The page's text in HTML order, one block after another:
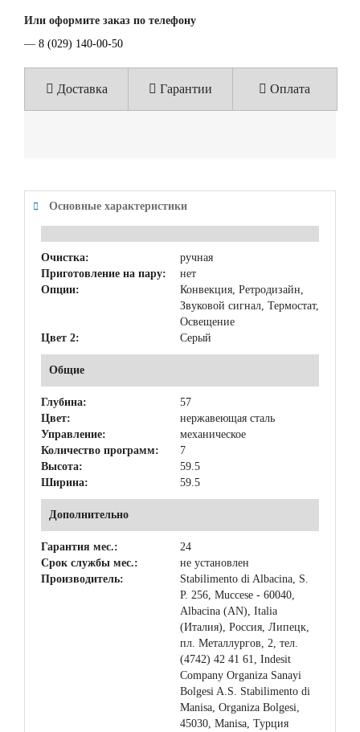
Или оформите заказ по телефону
— 8 (029) 140-00-50
Доставка Гарантии Оплата
Основные характеристики
Очистка:
ручная
Приготовление на пару:
нет
Опции:
Конвекция, Ретродизайн,
Звуковой сигнал, Термостат,
Освещение
Цвет 2:
Серый
Общие
Глубина:
57
Цвет:
нержавеющая сталь
Управление:
механическое
Количество программ:
7
Высота:
59.5
Ширина:
59.5
Дополнительно
Гарантия мес.:
24
Срок службы мес.:
не установлен
Производитель:
Stabilimento di Albacina, S.
P. 256, Muccese - 60040,
Albacina (AN), Italia
(Италия), Россия, Липецк,
пл. Металлургов, 2, тел.
(4742) 42 41 61, Indesit
Company Organiza Sanayi
Bolgesi A.S. Stabilimento di
Manisa, Organiza Bolgesi,
45030, Manisa, Турция